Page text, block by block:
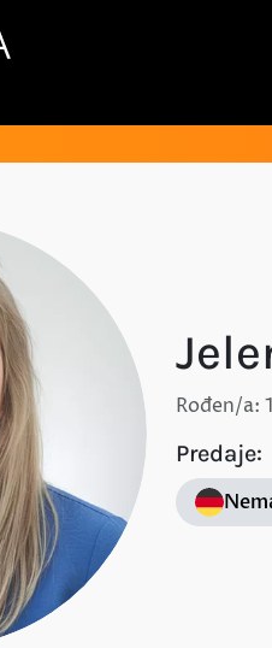
Rođen/a:
Predaje: